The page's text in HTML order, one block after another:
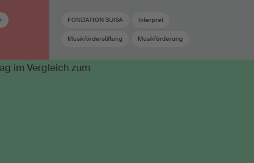
FONDATION SUISA Interpret
Musikförderstiftung Musikförderung